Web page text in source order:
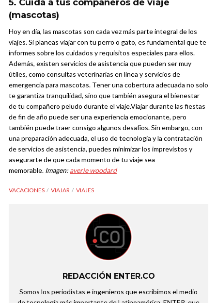
5. Cuida a tus compañeros de viaje
(mascotas)
Hoy en día, las mascotas son cada vez más parte integral de los
viajes. Si planeas viajar con tu perro o gato, es fundamental que te
informes sobre los cuidados y requisitos especiales para ellos.
Además, existen servicios de asistencia que pueden ser muy
útiles, como consultas veterinarias en línea y servicios de
emergencia para mascotas. Tener una cobertura adecuada no solo
te garantiza tranquilidad, sino que también asegura el bienestar
de tu compañero peludo durante el viaje.Viajar durante las fiestas
de fin de año puede ser una experiencia emocionante, pero
también puede traer consigo algunos desafíos. Sin embargo, con
una preparación adecuada, el uso de tecnología y la contratación
de servicios de asistencia, puedes minimizar los imprevistos y
asegurarte de que cada momento de tu viaje sea
memorable. Imagen: averie woodard
VACACIONES VIAJAR VIAJES
REDACCIÓN ENTER.CO
Somos los periodistas e ingenieros que escribimos el medio